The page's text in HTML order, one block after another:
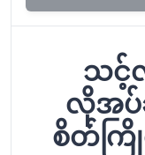
သင့်
လိုအပ်
စိတ်ကြို